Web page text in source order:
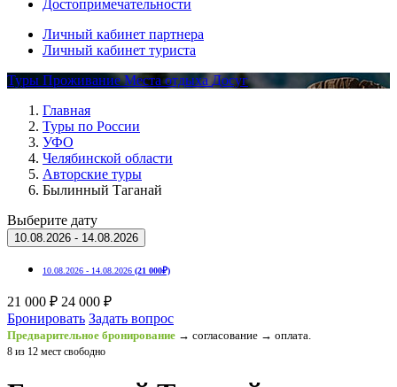
Достопримечательности
Личный кабинет партнера
Личный кабинет туриста
Туры ПроживаниеМеста отдыха Досуг
Главная
Туры по России
УФО
Челябинской области
Авторские туры
Былинный Таганай
Выберите дату
10.08.2026 - 14.08.2026
10.08.2026 - 14.08.2026 (21 000₽)
21 000 ₽ 24 000 ₽
Бронировать Задать вопрос
Предварительное бронирование → согласование → оплата.
8 из 12 мест свободно